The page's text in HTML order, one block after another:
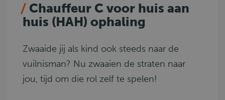
Chauffeur C voor huis aan
huis (HAH) ophaling
Zwaaide jij als kind ook steeds naar de
vuilnisman? Nu zwaaien de straten naar
jou, tijd om die rol zelf te spelen!